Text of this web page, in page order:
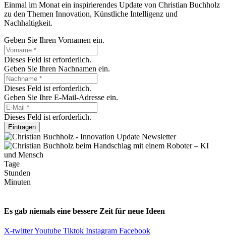
Einmal im Monat ein inspirierendes Update von Christian Buchholz
zu den Themen Innovation, Künstliche Intelligenz und
Nachhaltigkeit.
Geben Sie Ihren Vornamen ein.
Dieses Feld ist erforderlich.
Geben Sie Ihren Nachnamen ein.
Dieses Feld ist erforderlich.
Geben Sie Ihre E-Mail-Adresse ein.
Dieses Feld ist erforderlich.
Eintragen
Tage
Stunden
Minuten
Es gab niemals eine bessere Zeit für neue Ideen
X-twitterYoutube Tiktok Instagram Facebook